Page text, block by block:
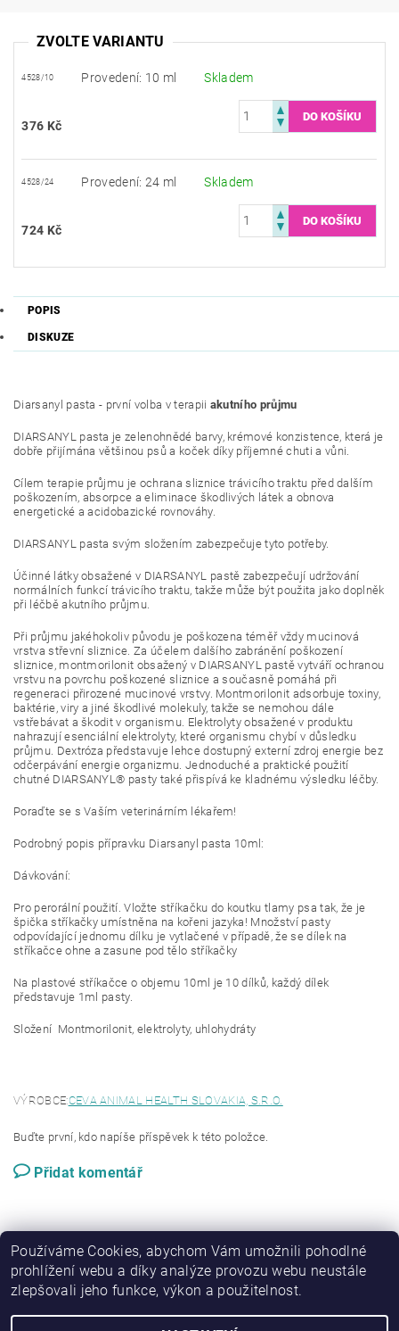
ZVOLTE VARIANTU
4528/10 Provedení: 10 ml Skladem
376 Kč
4528/24 Provedení: 24 ml Skladem
724 Kč
POPIS
DISKUZE
Diarsanyl pasta - první volba v terapii akutního průjmu
DIARSANYL pasta je zelenohnědé barvy, krémové konzistence, která je
dobře přijímána většinou psů a koček díky příjemné chuti a vůni.
Cílem terapie průjmu je ochrana sliznice trávicího traktu před dalším
poškozením, absorpce a eliminace škodlivých látek a obnova
energetické a acidobazické rovnováhy.
DIARSANYL pasta svým složením zabezpečuje tyto potřeby.
Účinné látky obsažené v DIARSANYL pastě zabezpečují udržování
normálních funkcí trávicího traktu, takže může být použita jako doplněk
při léčbě akutního průjmu.
Při průjmu jakéhokoliv původu je poškozena téměř vždy mucinová
vrstva střevní sliznice. Za účelem dalšího zabránění poškození
sliznice, montmorilonit obsažený v DIARSANYL pastě vytváří ochranou
vrstvu na povrchu poškozené sliznice a současně pomáhá při
regeneraci přirozené mucinové vrstvy. Montmorilonit adsorbuje toxiny,
baktérie, viry a jiné škodlivé molekuly, takže se nemohou dále
vstřebávat a škodit v organismu. Elektrolyty obsažené v produktu
nahrazují esenciální elektrolyty, které organismu chybí v důsledku
průjmu. Dextróza představuje lehce dostupný externí zdroj energie bez
odčerpávání energie organizmu. Jednoduché a praktické použití
chutné DIARSANYL® pasty také přispívá ke kladnému výsledku léčby.
Poraďte se s Vaším veterinárním lékařem!
Podrobný popis přípravku Diarsanyl pasta 10ml:
Dávkování:
Pro perorální použití. Vložte stříkačku do koutku tlamy psa tak, že je
špička stříkačky umístněna na kořeni jazyka! Množství pasty
odpovídající jednomu dílku je vytlačené v případě, že se dílek na
stříkačce ohne a zasune pod tělo stříkačky
Na plastové stříkačce o objemu 10ml je 10 dílků, každý dílek
představuje 1ml pasty.
Složení Montmorilonit, elektrolyty, uhlohydráty
VÝROBCE:CEVA ANIMAL HEALTH SLOVAKIA, S.R.O.
Buďte první, kdo napíše příspěvek k této položce.
Přidat komentář
Zboží.cz Heureka.cz
Používáme Cookies, abychom Vám umožnili pohodlné
prohlížení webu a díky analýze provozu webu neustále
zlepšovali jeho funkce, výkon a použitelnost.